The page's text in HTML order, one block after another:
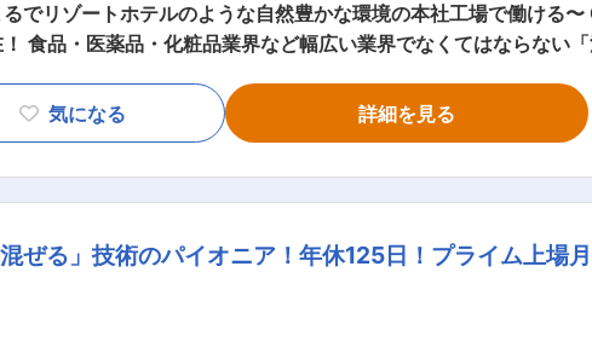
でリゾートホテルのような自然豊かな環境の本社工場で働ける
食品・医薬品・化粧品業界など幅広い業界でなくてはならない
所にあるまるでリゾートホテルのような本社・工場！ ■職務内容 当社の機器設計課に
の製造に使用される工業用攪拌機の機械設計業務を行っていただ
。 ■出張頻度 ・月平均2〜3日 ・エリア：全国 ■入社後 入社後
業界と様々な業界に対応しておりま
け、や、医薬品だけ、に特化した会社が多い中、当社は様々な業
気になる 詳細を見る
ぜる」技術のパイオニア！年休125日！プライム上場